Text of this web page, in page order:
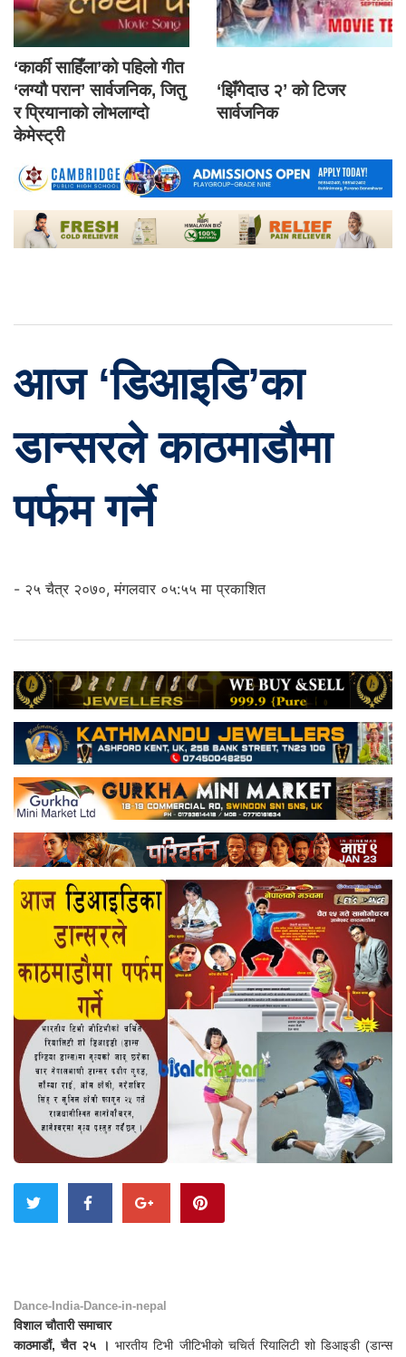
‘कार्की साहिँला’को पहिलो गीत
‘लग्यौ परान’ सार्वजनिक, जितु
र प्रियानाको लोभलाग्दो
केमेस्ट्री
‘झिँगेदाउ २’ को टिजर
सार्वजनिक
आज ‘डिआइडि’का
डान्सरले काठमाडौमा
पर्फम गर्ने
- २५ चैत्र २०७०, मंगलवार ०५:५५ मा प्रकाशित
Dance-India-Dance-in-nepal
विशाल चौतारी समाचार
काठमाडौं, चैत २५ ।भारतीय टिभी जीटिभीको चचिर्त रियालिटी शो डिआइडी (डान्स